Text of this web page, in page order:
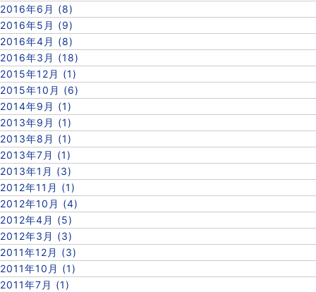
2016年6月 (8)
2016年5月 (9)
2016年4月 (8)
2016年3月 (18)
2015年12月 (1)
2015年10月 (6)
2014年9月 (1)
2013年9月 (1)
2013年8月 (1)
2013年7月 (1)
2013年1月 (3)
2012年11月 (1)
2012年10月 (4)
2012年4月 (5)
2012年3月 (3)
2011年12月 (3)
2011年10月 (1)
2011年7月 (1)